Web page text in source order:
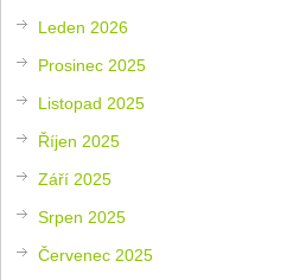
Leden 2026
Prosinec 2025
Listopad 2025
Říjen 2025
Září 2025
Srpen 2025
Červenec 2025